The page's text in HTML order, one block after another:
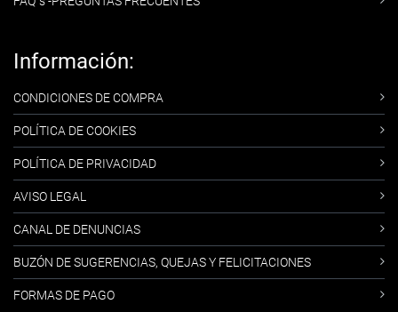
Información:
CONDICIONES DE COMPRA
POLÍTICA DE COOKIES
POLÍTICA DE PRIVACIDAD
AVISO LEGAL
CANAL DE DENUNCIAS
BUZÓN DE SUGERENCIAS, QUEJAS Y FELICITACIONES
FORMAS DE PAGO